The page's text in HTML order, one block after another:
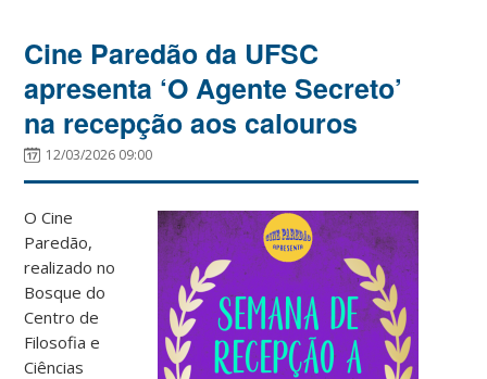
Cine Paredão da UFSC
apresenta ‘O Agente Secreto’
na recepção aos calouros
12/03/2026 09:00
O Cine
Paredão,
realizado no
Bosque do
Centro de
Filosofia e
Ciências